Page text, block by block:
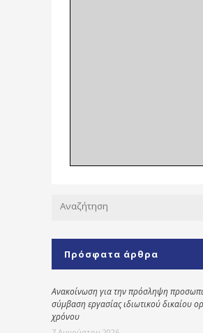
Πρόσφατα άρθρα
Ανακοίνωση για την πρόσληψη
σύμβαση εργασίας ιδιωτικού δικαίου
χρόνου